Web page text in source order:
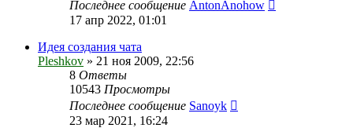
Последнее сообщение AntonAnohow
17 апр 2022, 01:01
Идея создания чата
Pleshkov » 21 ноя 2009, 22:56
8 Ответы
10543 Просмотры
Последнее сообщение Sanoyk
23 мар 2021, 16:24